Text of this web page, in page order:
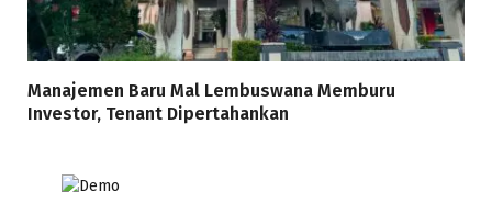
Manajemen Baru Mal Lembuswana Memburu
Investor, Tenant Dipertahankan